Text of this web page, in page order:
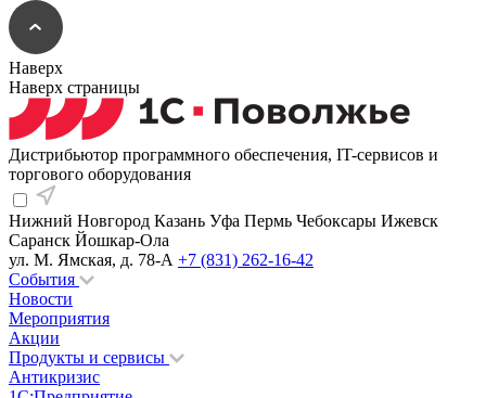
Наверх
Наверх страницы
Дистрибьютор программного обеспечения, IT-сервисов и
торгового оборудования
Нижний Новгород Казань Уфа Пермь Чебоксары Ижевск
Саранск Йошкар-Ола
ул. М. Ямская, д. 78-А +7 (831) 262-16-42
События
Новости
Мероприятия
Акции
Продукты и сервисы
Антикризис